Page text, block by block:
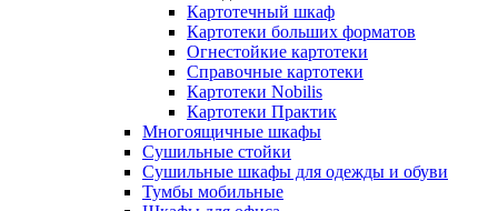
Картотечный шкаф
Картотеки больших форматов
Огнестойкие картотеки
Справочные картотеки
Картотеки Nobilis
Картотеки Практик
Многоящичные шкафы
Сушильные стойки
Сушильные шкафы для одежды и обуви
Тумбы мобильные